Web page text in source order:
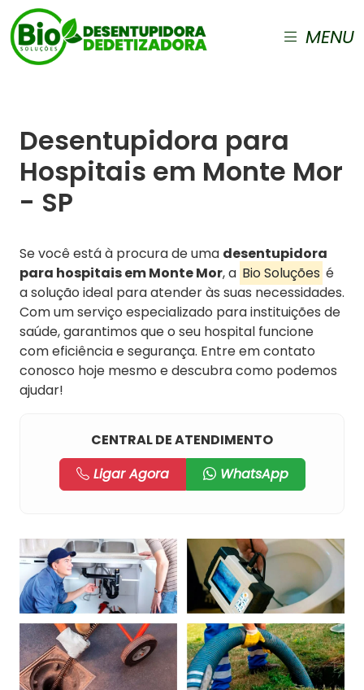
MENU
Desentupidora para
Hospitais em Monte Mor
- SP
Se você está à procura de uma desentupidora
para hospitais em Monte Mor, a Bio Soluções é
a solução ideal para atender às suas necessidades.
Com um serviço especializado para instituições de
saúde, garantimos que o seu hospital funcione
com eficiência e segurança. Entre em contato
conosco hoje mesmo e descubra como podemos
ajudar!
CENTRAL DE ATENDIMENTO
Ligar Agora
WhatsApp